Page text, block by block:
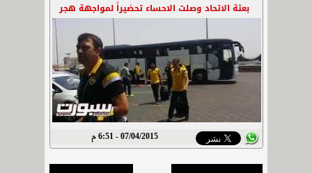
بعثة الاتحاد وصلت الاحساء تحضيراً لمواجهة هجر
07/04/2015 - 6:51 م